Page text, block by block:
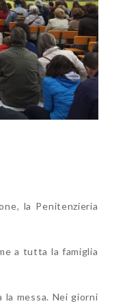
la Penitenzieria
a tutta la famiglia
messa. Nei giorni